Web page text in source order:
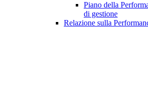
Piano della
di gestione
Relazione sulla